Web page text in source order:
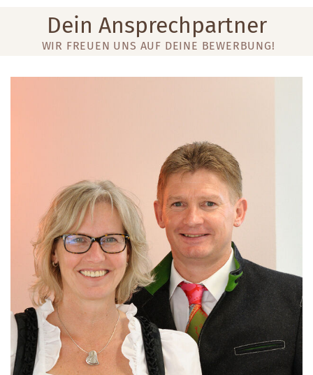
Dein Ansprechpartner
WIR FREUEN UNS AUF DEINE BEWERBUNG!